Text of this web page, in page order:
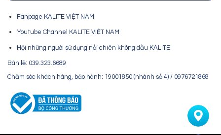
Fanpage KALITE VIỆT NAM
Youtube Channel KALITE VIỆT NAM
Hội những người sử dụng nồi chiên không dầu KALITE
Bán lẻ: 039.323.6689
Chăm sóc khách hàng, bảo hành: 19001850 (nhánh số 4) / 0976721868